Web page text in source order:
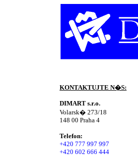
KONTAKTUJTE N�S:
DIMART s.r.o.
Volarsk� 273/18
148 00 Praha 4
Telefon:
+420 777 997 997
+420 602 666 444